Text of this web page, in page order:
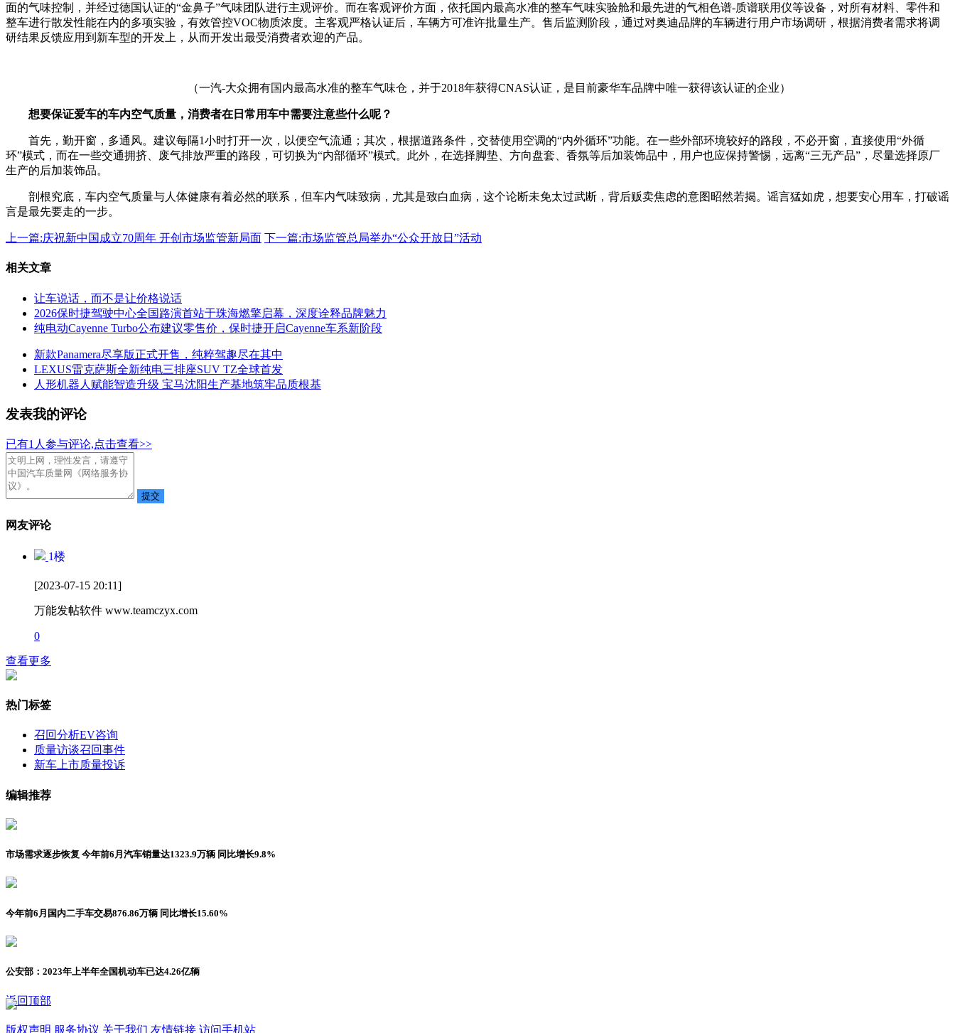
面的气味控制，并经过德国认证的“金鼻子”气味团队进行主观评价。而在客观评价方面，依托国内最高水准的整车气味实验舱和最先进的气相色谱-质谱联用仪等设备，对所有材料、零件和
整车进行散发性能在内的多项实验，有效管控VOC物质浓度。主客观严格认证后，车辆方可准许批量生产。售后监测阶段，通过对奥迪品牌的车辆进行用户市场调研，根据消费者需求将调
研结果反馈应用到新车型的开发上，从而开发出最受消费者欢迎的产品。
（一汽-大众拥有国内最高水准的整车气味仓，并于2018年获得CNAS认证，是目前豪华车品牌中唯一获得该认证的企业）
想要保证爱车的车内空气质量，消费者在日常用车中需要注意些什么呢？
首先，勤开窗，多通风。建议每隔1小时打开一次，以便空气流通；其次，根据道路条件， 交替使用空调的“内外循环”功能。在一些外部环境较好的路段，不必开窗，直接使用“外循
环”模式，而在一些交通拥挤、废气排放严重的路段，可切换为“内部循环”模式。此外，在选择脚垫、方向盘套、香氛等后加装饰品中，用户也应保持警惕，远离“三无产品”，尽量选择原厂
生产的后加装饰品。
剖根究底，车内空气质量与人体健康有着必然的联系，但车内气味致病，尤其是致白血病，这个论断未免太过武断，背后贩卖焦虑的意图昭然若揭。谣言猛如虎，想要安心用车，打破谣
言是最先要走的一步。
上一篇:庆祝新中国成立70周年 开创市场监管新局面 下一篇:市场监管总局举办“公众开放日”活动
相关文章
让车说话，而不是让价格说话
2026保时捷驾驶中心全国路演首站于珠海燃擎启幕，深度诠释品牌魅力
纯电动Cayenne Turbo公布建议零售价，保时捷开启Cayenne车系新阶段
新款Panamera尽享版正式开售，纯粹驾趣尽在其中
LEXUS雷克萨斯全新纯电三排座SUV TZ全球首发
人形机器人赋能智造升级 宝马沈阳生产基地筑牢品质根基
发表我的评论
已有1 人参与评论,点击查看>>
网友评论
1楼
[2023-07-15 20:11]
万能发帖软件 www.teamczyx.com
0
查看更多
热门标签
召回分析EV咨询
质量访谈召回事件
新车上市质量投诉
编辑推荐
市场需求逐步恢复 今年前6月汽车销量达1323.9万辆 同比增长9.8%
今年前6月国内二手车交易876.86万辆 同比增长15.60%
公安部：2023年上半年全国机动车已达4.26亿辆
返回顶部
版权声明 服务协议 关于我们 友情链接 访问手机站